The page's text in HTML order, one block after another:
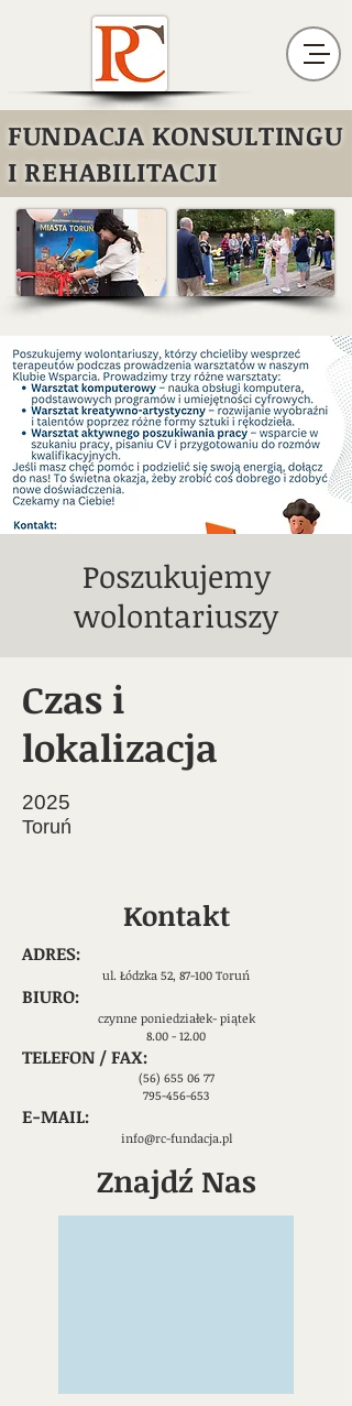
FUNDACJA KONSULTINGU
I REHABILITACJI
Poszukujemy
wolontariuszy
Czas i
lokalizacja
2025
Toruń
Kontakt
ADRES:
ul. Łódzka 52, 87-100 Toruń
​BIURO:
czynne poniedziałek- piątek
8.00 - 12.00
TELEFON / FAX:
(56) 655 06 77
​795-456-653
E-MAIL:
info@rc-fundacja.pl
Znajdź Nas